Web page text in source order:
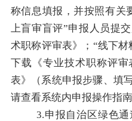
称信息填报，并按照有关
上盲审盲评”申报人员提
术职称评审表》； “线下材
下载《专业技术职称评
表》（系统申报步骤、填
请查看系统内申报操作指南
3.申报自治区绿色